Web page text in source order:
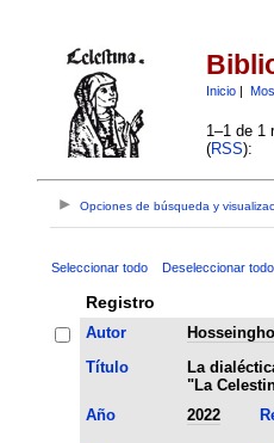
Inicio|
1–1 de 1
(RSS):
Opciones de búsqueda y
Seleccionar todo Deseleccionar todo
Registro
Autor
Título
La
"La
Año
2022